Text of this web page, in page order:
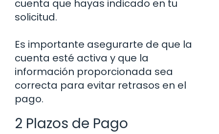
cuenta que hayas indicado en tu
solicitud.
Es importante asegurarte de que la
cuenta esté activa y que la
información proporcionada sea
correcta para evitar retrasos en el
pago.
2 Plazos de Pago